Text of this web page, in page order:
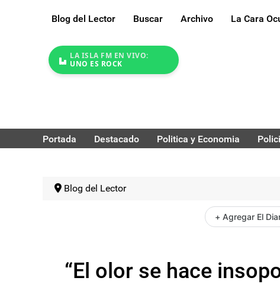
Blog del Lector Buscar Archivo La Cara
LA ISLA FM EN VIVO:
UNO ES ROCK
Portada Destacado Politica y Economia
Blog del Lector
+ Agregar El
“El olor se hace